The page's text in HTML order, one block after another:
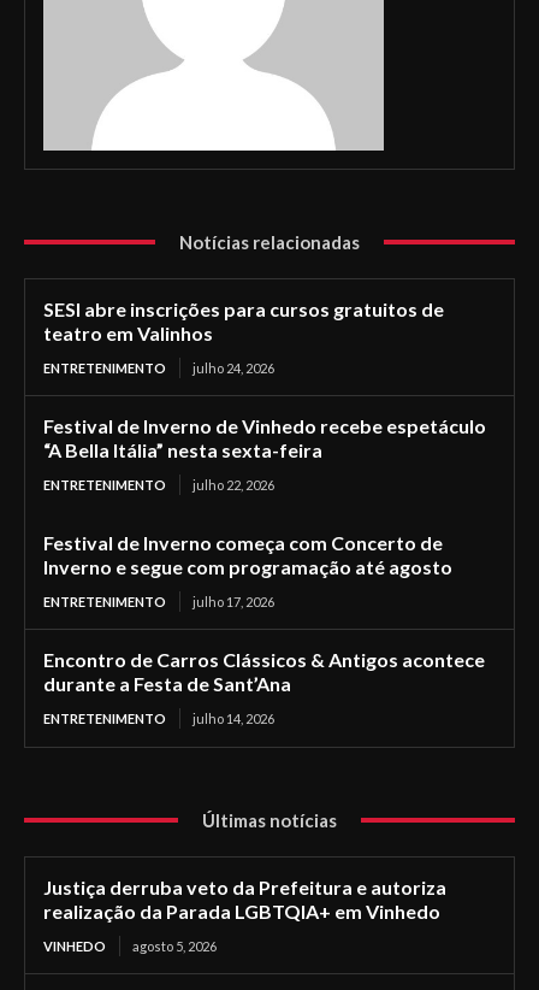
Notícias relacionadas
SESI abre inscrições para cursos gratuitos de
teatro em Valinhos
ENTRETENIMENTO julho 24, 2026
Festival de Inverno de Vinhedo recebe espetáculo
“A Bella Itália” nesta sexta-feira
ENTRETENIMENTO julho 22, 2026
Festival de Inverno começa com Concerto de
Inverno e segue com programação até agosto
ENTRETENIMENTO julho 17, 2026
Encontro de Carros Clássicos & Antigos acontece
durante a Festa de Sant’Ana
ENTRETENIMENTO julho 14, 2026
Últimas notícias
Justiça derruba veto da Prefeitura e autoriza
realização da Parada LGBTQIA+ em Vinhedo
VINHEDO agosto 5, 2026